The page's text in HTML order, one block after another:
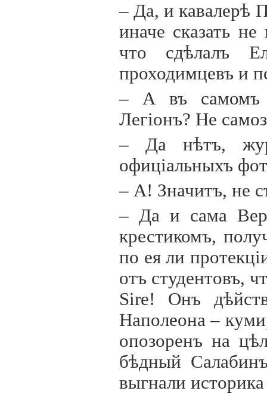
– Да, и кавалерѣ
иначе сказать
что сдѣлалъ
проходимцевъ и
– А въ самомъ
Легiонъ? Не
– Да нѣтъ,
офицiальныхъ
– А! Значитъ, не
– Да и сама
крестикомъ,
по ея ли протекцi
отъ студентовъ,
Sire! Онъ
Наполеона –
опозоренъ на
бѣдный
выгнали